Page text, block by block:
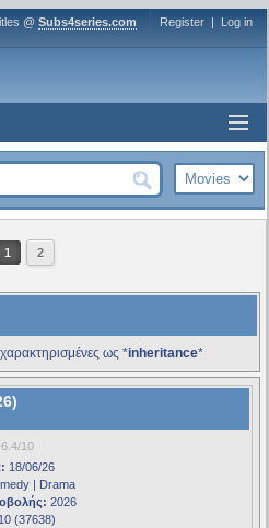
@ Subs4series.com Register | Log in
1 2
ως *inheritance*
6.4/10
18/06/26
| Drama
2026
(37638)